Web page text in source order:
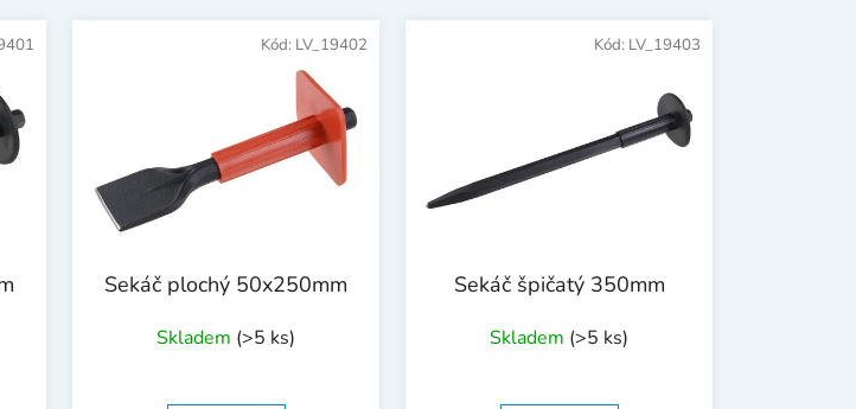
p
t
Sekáč plochý 50x250mm
Skladem (>5 ks)
Kód: LV_19402
Sekáč špičatý 350mm
Skladem (>5 ks)
Kód: LV_19403